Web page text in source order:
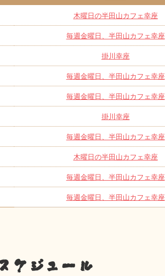
木曜日の半田山カフェ幸座
毎週金曜日、半田山カフェ幸座
掛川幸座
毎週金曜日、半田山カフェ幸座
毎週金曜日、半田山カフェ幸座
掛川幸座
毎週金曜日、半田山カフェ幸座
木曜日の半田山カフェ幸座
毎週金曜日、半田山カフェ幸座
毎週金曜日、半田山カフェ幸座
ケジュール